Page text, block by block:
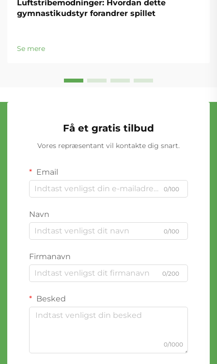
Luftstribemodninger: Hvordan dette
gymnastikudstyr forandrer spillet
Se mere
Få et gratis tilbud
Vores repræsentant vil kontakte dig snart.
Email
0/100
Navn
0/100
Firmanavn
0/200
Besked
0/1000